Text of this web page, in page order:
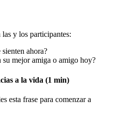
las y los participantes:
ahora?
su mejor amiga o amigo hoy?
a la vida (1 min)
esta frase para comenzar a